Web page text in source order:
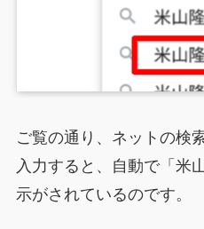
ご覧の通り、ネットの検
入力すると、自動で「米
示がされているのです。